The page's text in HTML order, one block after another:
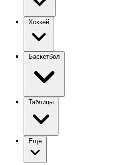
Хоккей
Баскетбол
Таблицы
Ещё